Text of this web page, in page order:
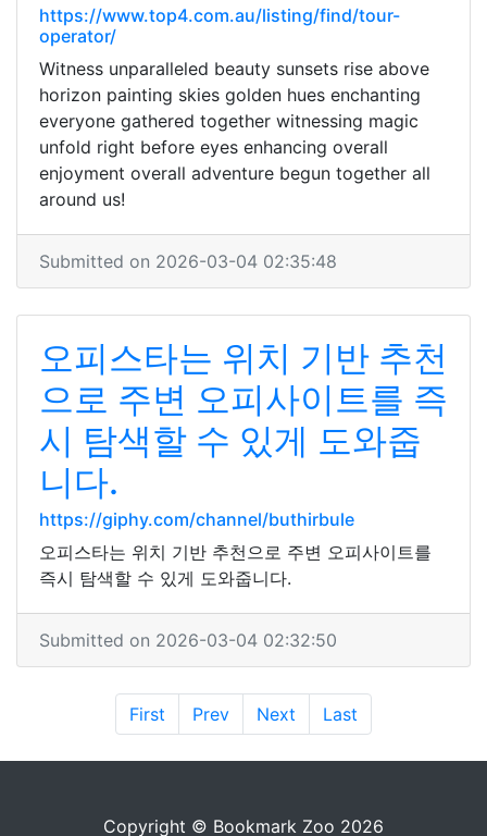
https://www.top4.com.au/listing/find/tour-
operator/
Witness unparalleled beauty sunsets rise above
horizon painting skies golden hues enchanting
everyone gathered together witnessing magic
unfold right before eyes enhancing overall
enjoyment overall adventure begun together all
around us!
Submitted on 2026-03-04 02:35:48
오피스타는 위치 기반 추천
으로 주변 오피사이트를 즉
시 탐색할 수 있게 도와줍
니다.
https://giphy.com/channel/buthirbule
오피스타는 위치 기반 추천으로 주변 오피사이트를
즉시 탐색할 수 있게 도와줍니다.
Submitted on 2026-03-04 02:32:50
First Prev Next Last
Copyright © Bookmark Zoo 2026